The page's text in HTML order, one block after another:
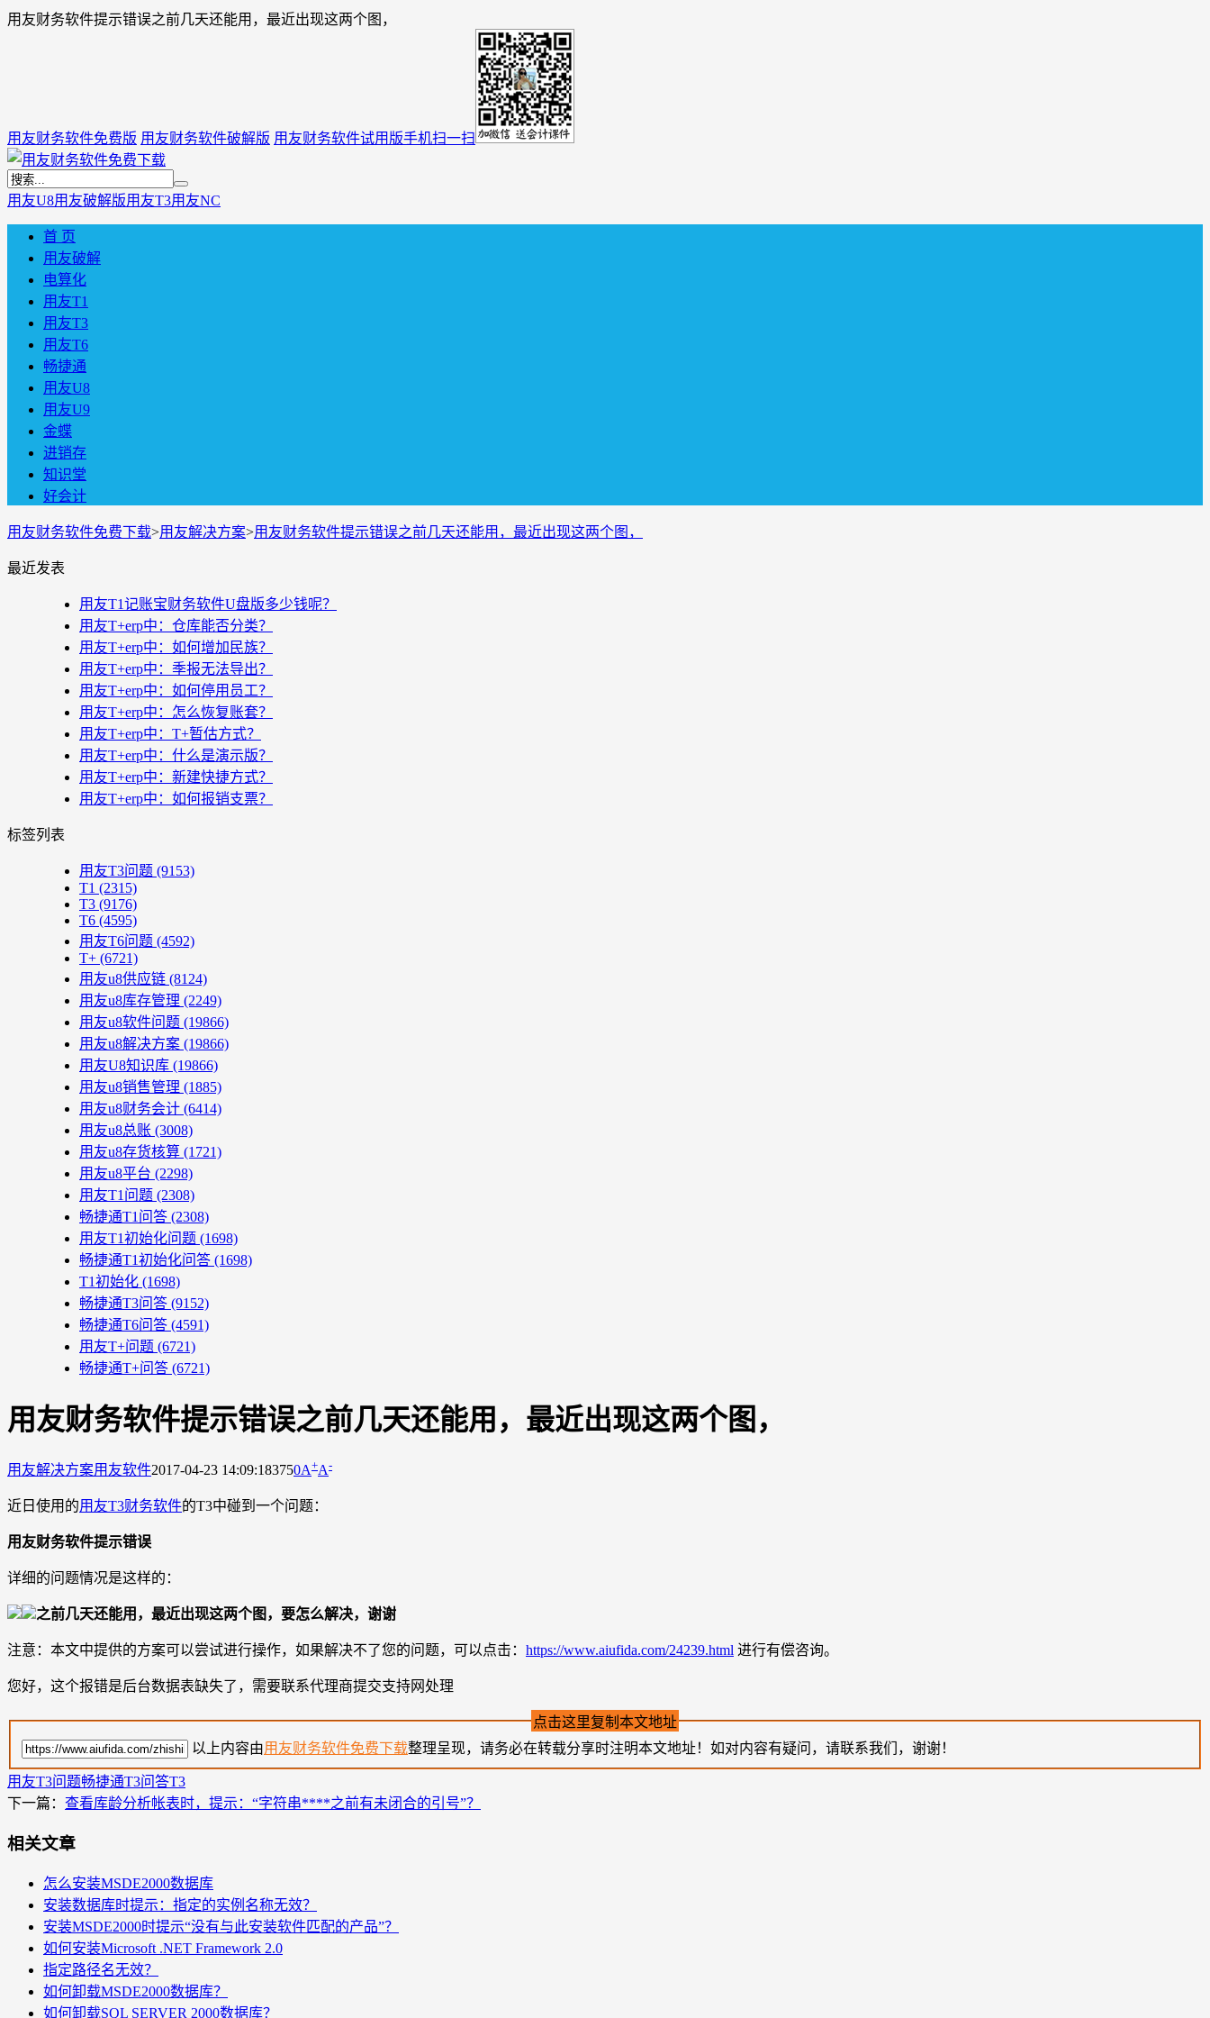
用友财务软件提示错误之前几天还能用，最近出现这两个图，
用友财务软件免费版 用友财务软件破解版 用友财务软件试用版手机扫一扫
用友U8用友破解版用友T3用友NC
首 页
用友破解
电算化
用友T1
用友T3
用友T6
畅捷通
用友U8
用友U9
金蝶
进销存
知识堂
好会计
用友财务软件免费下载>用友解决方案>用友财务软件提示错误之前几天还能用，最近出现这两个图，
最近发表
用友T1记账宝财务软件U盘版多少钱呢？
用友T+erp中：仓库能否分类？
用友T+erp中：如何增加民族？
用友T+erp中：季报无法导出？
用友T+erp中：如何停用员工？
用友T+erp中：怎么恢复账套？
用友T+erp中：T+暂估方式？
用友T+erp中：什么是演示版？
用友T+erp中：新建快捷方式？
用友T+erp中：如何报销支票？
标签列表
用友T3问题 (9153)
T1 (2315)
T3 (9176)
T6 (4595)
用友T6问题 (4592)
T+ (6721)
用友u8供应链 (8124)
用友u8库存管理 (2249)
用友u8软件问题 (19866)
用友u8解决方案 (19866)
用友U8知识库 (19866)
用友u8销售管理 (1885)
用友u8财务会计 (6414)
用友u8总账 (3008)
用友u8存货核算 (1721)
用友u8平台 (2298)
用友T1问题 (2308)
畅捷通T1问答 (2308)
用友T1初始化问题 (1698)
畅捷通T1初始化问答 (1698)
T1初始化 (1698)
畅捷通T3问答 (9152)
畅捷通T6问答 (4591)
用友T+问题 (6721)
畅捷通T+问答 (6721)
用友财务软件提示错误之前几天还能用，最近出现这两个图，
用友解决方案用友软件2017-04-23 14:09:183750A+A-
近日使用的用友T3财务软件的T3中碰到一个问题：
用友财务软件提示错误
详细的问题情况是这样的：
之前几天还能用，最近出现这两个图，要怎么解决，谢谢
注意：本文中提供的方案可以尝试进行操作，如果解决不了您的问题，可以点击： https://www.aiufida.com/24239.html 进行有偿咨询。
您好，这个报错是后台数据表缺失了，需要联系代理商提交支持网处理
点击这里复制本文地址
以上内容由用友财务软件免费下载整理呈现，请务必在转载分享时注明本文地址！如对内容有疑问，请联系我们，谢谢！
用友T3问题畅捷通T3问答T3
下一篇： 查看库龄分析帐表时，提示：“字符串****之前有未闭合的引号”？
相关文章
怎么安装MSDE2000数据库
安装数据库时提示：指定的实例名称无效？
安装MSDE2000时提示“没有与此安装软件匹配的产品”？
如何安装Microsoft .NET Framework 2.0
指定路径名无效？
如何卸载MSDE2000数据库？
如何卸载SQL SERVER 2000数据库？